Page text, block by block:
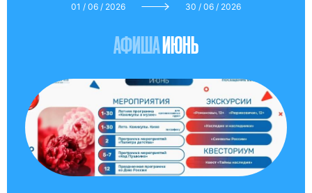
01 / 06 / 2026 30 / 06 / 2026
АФИШАИЮНЬ
Я ИЩУ: